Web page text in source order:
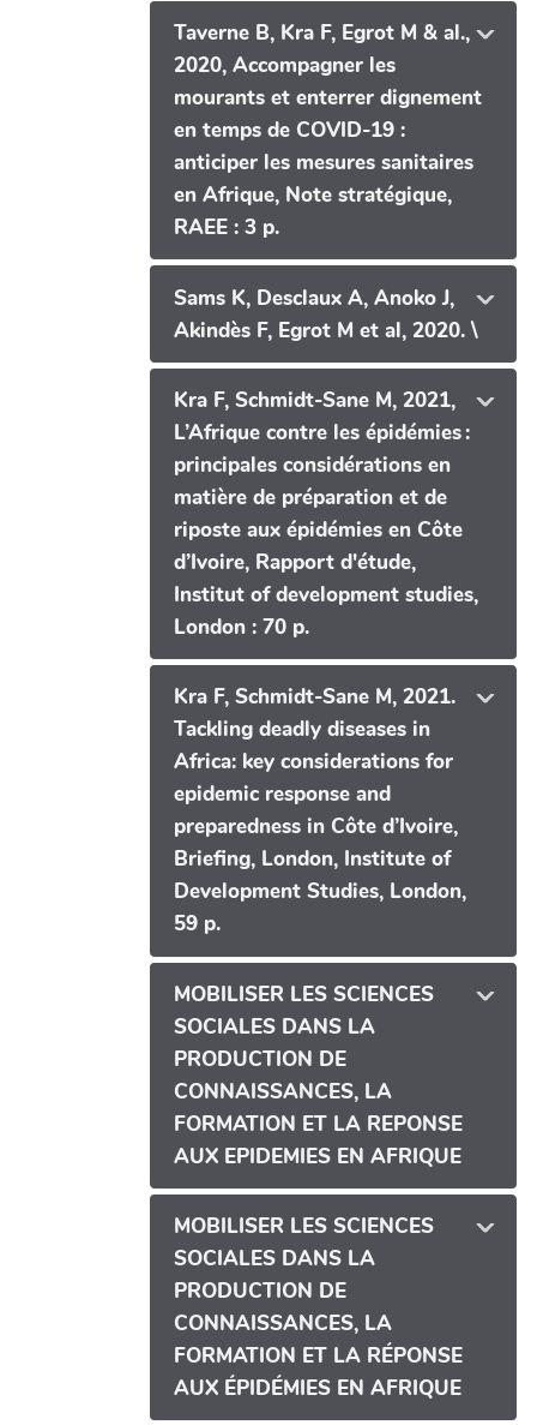
Taverne B, Kra F, Egrot M & al.,
2020, Accompagner les
mourants et enterrer dignement
en temps de COVID-19 :
anticiper les mesures sanitaires
en Afrique, Note stratégique,
RAEE : 3 p.
Sams K, Desclaux A, Anoko J,
Akindès F, Egrot M et al, 2020. \
Kra F, Schmidt-Sane M, 2021,
L’Afrique contre les épidémies :
principales considérations en
matière de préparation et de
riposte aux épidémies en Côte
d’Ivoire, Rapport d'étude,
Institut of development studies,
London : 70 p.
Kra F, Schmidt-Sane M, 2021.
Tackling deadly diseases in
Africa: key considerations for
epidemic response and
preparedness in Côte d’Ivoire,
Briefing, London, Institute of
Development Studies, London,
59 p.
MOBILISER LES SCIENCES
SOCIALES DANS LA
PRODUCTION DE
CONNAISSANCES, LA
FORMATION ET LA REPONSE
AUX EPIDEMIES EN AFRIQUE
MOBILISER LES SCIENCES
SOCIALES DANS LA
PRODUCTION DE
CONNAISSANCES, LA
FORMATION ET LA RÉPONSE
AUX ÉPIDÉMIES EN AFRIQUE